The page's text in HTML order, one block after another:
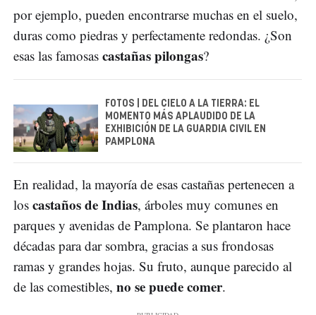
por ejemplo, pueden encontrarse muchas en el suelo,
duras como piedras y perfectamente redondas. ¿Son
esas las famosas castañas pilongas?
FOTOS | DEL CIELO A LA TIERRA: EL
MOMENTO MÁS APLAUDIDO DE LA
EXHIBICIÓN DE LA GUARDIA CIVIL EN
PAMPLONA
En realidad, la mayoría de esas castañas pertenecen a
los castaños de Indias, árboles muy comunes en
parques y avenidas de Pamplona. Se plantaron hace
décadas para dar sombra, gracias a sus frondosas
ramas y grandes hojas. Su fruto, aunque parecido al
de las comestibles, no se puede comer.